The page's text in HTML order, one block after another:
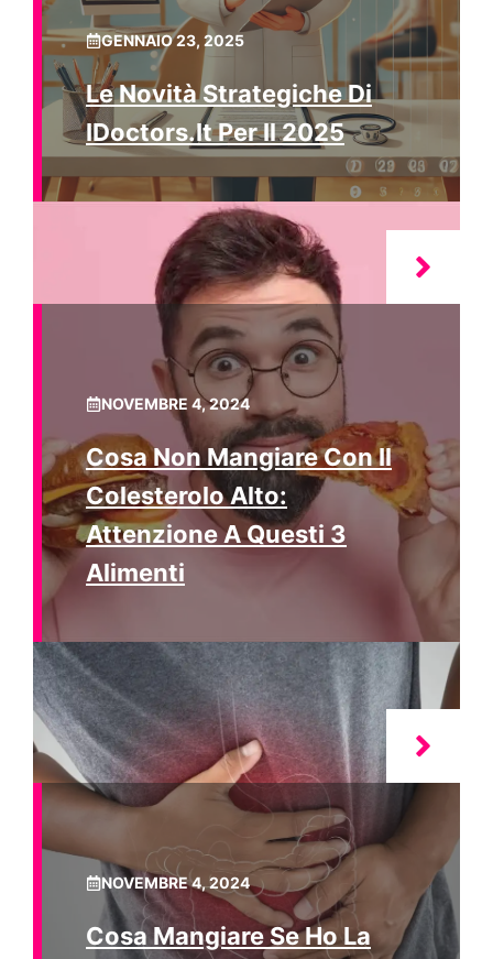
GENNAIO 23, 2025
Le Novità Strategiche Di
IDoctors.it Per Il 2025
NOVEMBRE 4, 2024
Cosa Non Mangiare Con Il
Colesterolo Alto:
Attenzione A Questi 3
Alimenti
NOVEMBRE 4, 2024
Cosa Mangiare Se Ho La